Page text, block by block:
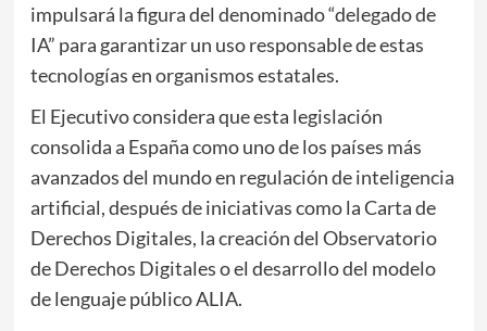
impulsará la figura del denominado “delegado de
IA” para garantizar un uso responsable de estas
tecnologías en organismos estatales.
El Ejecutivo considera que esta legislación
consolida a España como uno de los países más
avanzados del mundo en regulación de inteligencia
artificial, después de iniciativas como la Carta de
Derechos Digitales, la creación del Observatorio
de Derechos Digitales o el desarrollo del modelo
de lenguaje público ALIA.